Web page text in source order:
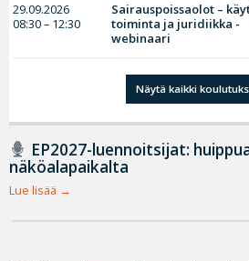
29.09.2026
08:30 – 12:30
Sairauspoissaolot –
toiminta ja juridiikka -
webinaari
Näytä kaikki
EP2027-luennoitsijat:
näköalapaikalta
Lue lisää